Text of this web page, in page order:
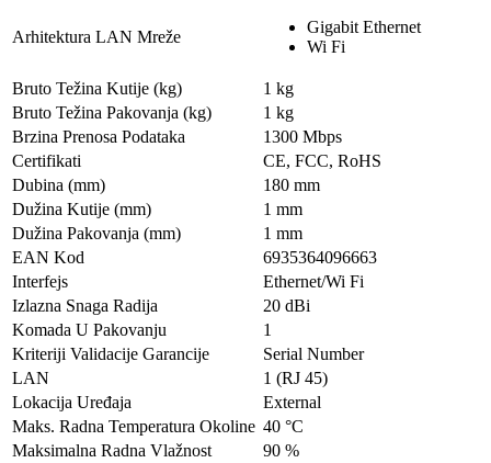
Arhitektura LAN Mreže
Gigabit Ethernet
Wi Fi
Bruto Težina Kutije (kg)
1 kg
Bruto Težina Pakovanja (kg)
1 kg
Brzina Prenosa Podataka
1300 Mbps
Certifikati
CE, FCC, RoHS
Dubina (mm)
180 mm
Dužina Kutije (mm)
1 mm
Dužina Pakovanja (mm)
1 mm
EAN Kod
6935364096663
Interfejs
Ethernet/Wi Fi
Izlazna Snaga Radija
20 dBi
Komada U Pakovanju
1
Kriteriji Validacije Garancije
Serial Number
LAN
1 (RJ 45)
Lokacija Uređaja
External
Maks. Radna Temperatura Okoline 40 °C
Maksimalna Radna Vlažnost
90 %